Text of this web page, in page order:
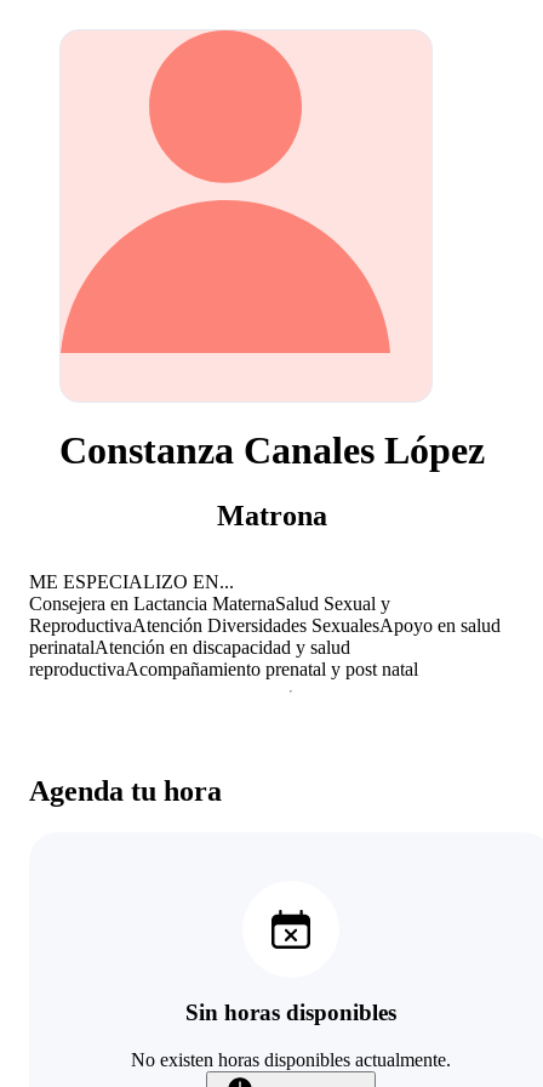
Constanza Canales López
Matrona
Agenda tu hora
Sin horas disponibles
No existen horas disponibles actualmente.
ME ESPECIALIZO EN...
Consejera en Lactancia MaternaSalud Sexual y
ReproductivaAtención Diversidades SexualesApoyo en salud
perinatalAtención en discapacidad y salud
reproductivaAcompañamiento prenatal y post natal